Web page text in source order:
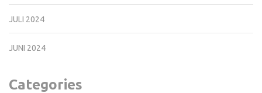
JULI 2024
JUNI 2024
Categories